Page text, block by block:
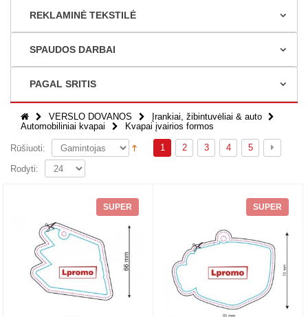
REKLAMINĖ TEKSTILĖ
SPAUDOS DARBAI
PAGAL SRITIS
VERSLO DOVANOS
Įrankiai, žibintuvėliai & auto
Automobiliniai kvapai
Kvapai įvairios formos
Rūšiuoti: 1 2 3 4 5
Rodyti:
SUPER SUPER